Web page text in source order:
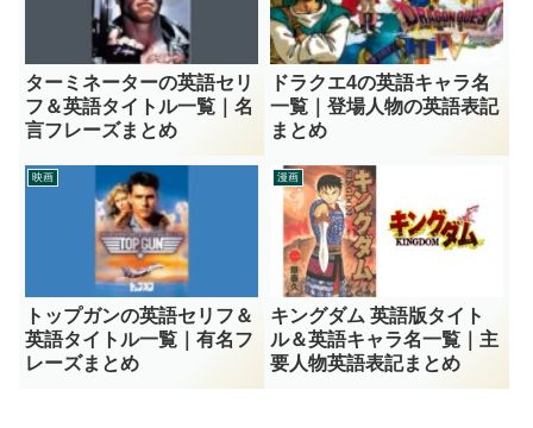
ターミネーターの英語セリ
フ＆英語タイトル一覧｜名
言フレーズまとめ
ドラクエ4の英語キャラ名
一覧｜登場人物の英語表記
まとめ
映画
トップガンの英語セリフ＆
英語タイトル一覧｜有名フ
レーズまとめ
漫画
キングダム 英語版タイト
ル＆英語キャラ名一覧｜主
要人物英語表記まとめ